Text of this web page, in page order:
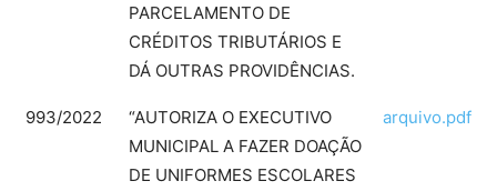
PARCELAMENTO DE
CRÉDITOS TRIBUTÁRIOS E
DÁ OUTRAS PROVIDÊNCIAS.
993/2022
“AUTORIZA O EXECUTIVO
MUNICIPAL A FAZER DOAÇÃO
DE UNIFORMES ESCOLARES
arquivo.pdf